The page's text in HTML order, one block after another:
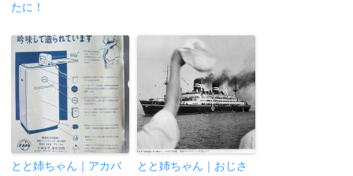
たに！
とと姉ちゃん｜アカバ
とと姉ちゃん｜おじさ